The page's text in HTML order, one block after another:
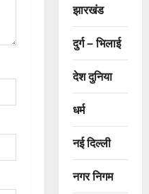
झारखंड
दुर्ग – भिलाई
देश दुनिया
धर्म
नई दिल्ली
नगर निगम